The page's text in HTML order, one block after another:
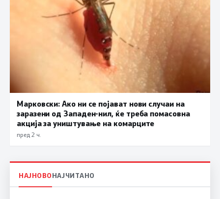
Марковски: Ако ни се појават нови случаи на
заразени од Западен-нил, ќе треба помасовна
акција за уништување на комарците
пред 2 ч.
НАЈНОВОНАЈЧИТАНО